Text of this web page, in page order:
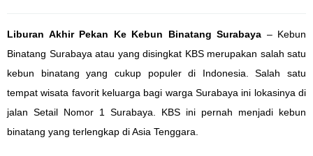
Liburan Akhir Pekan Ke Kebun Binatang Surabaya – Kebun
Binatang Surabaya atau yang disingkat KBS merupakan salah satu
kebun binatang yang cukup populer di Indonesia . Salah satu
tempat wisata favorit keluarga bagi warga Surabaya ini lokasinya di
jalan Setail Nomor 1 Surabaya
KBS ini pernah menjadi kebun
binatang yang terlengkap di Asia Tenggara.